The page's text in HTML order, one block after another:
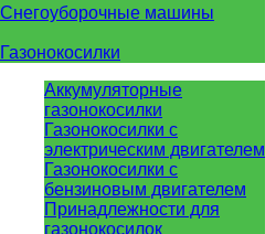
Снегоуборочные машины
Газонокосилки
Аккумуляторные
газонокосилки
Газонокосилки с
электрическим двигателем
Газонокосилки с
бензиновым двигателем
Принадлежности для
газонокосилок